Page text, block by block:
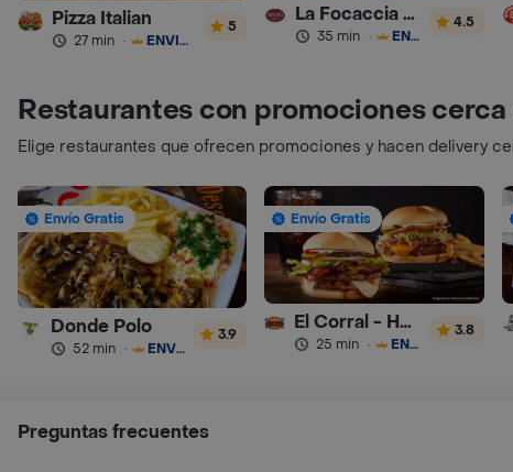
Pizza Italian
27 min · ENVÍO GRATIS
5
La Focaccia Gourmet
35 min · ENVÍO GRATIS
4.5
Restaurantes con promociones cerca
Elige restaurantes que ofrecen promociones y hacen delivery
Envío Gratis
Donde Polo
52 min · ENVÍO GRATIS
3.9
Envío Gratis
El Corral - Hamburguesa
25 min · ENVÍO GRATIS
3.8
Preguntas frecuentes